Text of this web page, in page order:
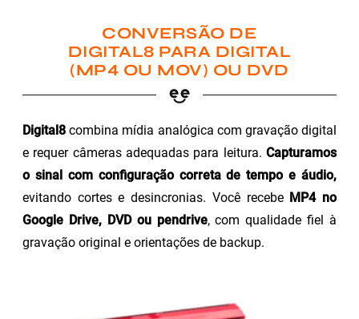
CONVERSÃO DE
DIGITAL8 PARA DIGITAL
(MP4 OU MOV) OU DVD
Digital8 combina mídia analógica com gravação digital
e requer câmeras adequadas para leitura. Capturamos
o sinal com configuração correta de tempo e áudio,
evitando cortes e desincronias. Você recebe MP4 no
Google Drive, DVD ou pendrive, com qualidade fiel à
gravação original e orientações de backup.